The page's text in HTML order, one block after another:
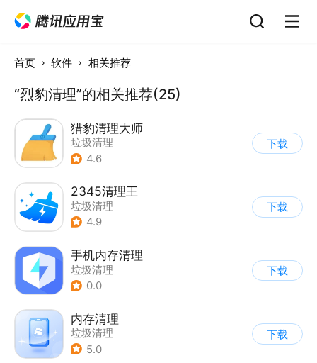
首页 软件 相关推荐
“烈豹清理”的相关推荐(25)
猎豹清理大师
垃圾清理
4.6
下载
2345清理王
垃圾清理
4.9
下载
手机内存清理
垃圾清理
0.0
下载
内存清理
垃圾清理
5.0
下载